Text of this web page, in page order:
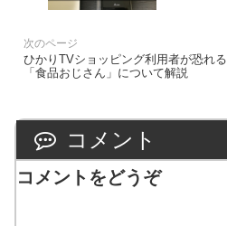
ひかりTVショッピング利用者が恐れる
「食品おじさん」について解説
コメント
コメントをどうぞ